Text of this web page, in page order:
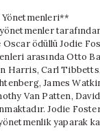
ödüllü Jodie
arasında Otto
Harris, Carl
James
Van Patten,
Jodie
yaparak